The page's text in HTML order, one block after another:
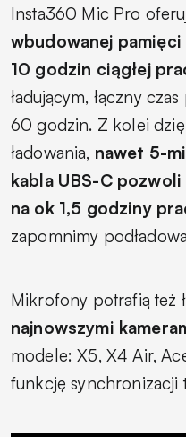
Insta360 Mic Pro
wbudowanej pamięci
10 godzin ciągłej
ładującym, łączny
60 godzin. Z kolei
ładowania, nawet 5-
kabla UBS-C
na ok 1,5 godziny
zapomnimy
Mikrofony potrafią też
najnowszymi
modele: X5, X4 Air,
funkcję synchronizacji